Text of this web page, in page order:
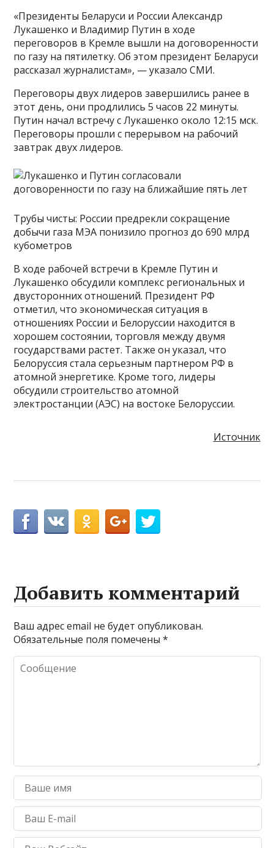
«Президенты Беларуси и России Александр
Лукашенко и Владимир Путин в ходе
переговоров в Кремле вышли на договоренности
по газу на пятилетку. Об этом президент Беларуси
рассказал журналистам», — указало СМИ.
Переговоры двух лидеров завершились ранее в
этот день, они продлились 5 часов 22 минуты.
Путин начал встречу с Лукашенко около 12:15 мск.
Переговоры прошли с перерывом на рабочий
завтрак двух лидеров.
Трубы чисты: России предрекли сокращение
добычи газа МЭА понизило прогноз до 690 млрд
кубометров
В ходе рабочей встречи в Кремле Путин и
Лукашенко обсудили комплекс региональных и
двусторонних отношений. Президент РФ
отметил, что экономическая ситуация в
отношениях России и Белоруссии находится в
хорошем состоянии, торговля между двумя
государствами растет. Также он указал, что
Белоруссия стала серьезным партнером РФ в
атомной энергетике. Кроме того, лидеры
обсудили строительство атомной
электростанции (АЭС) на востоке Белоруссии.
Источник
Добавить комментарий
Ваш адрес email не будет опубликован.
Обязательные поля помечены*